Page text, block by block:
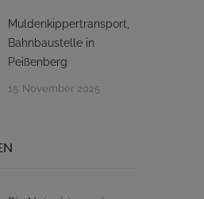
Muldenkippertransport,
Bahnbaustelle in
Peißenberg
15. November 2025